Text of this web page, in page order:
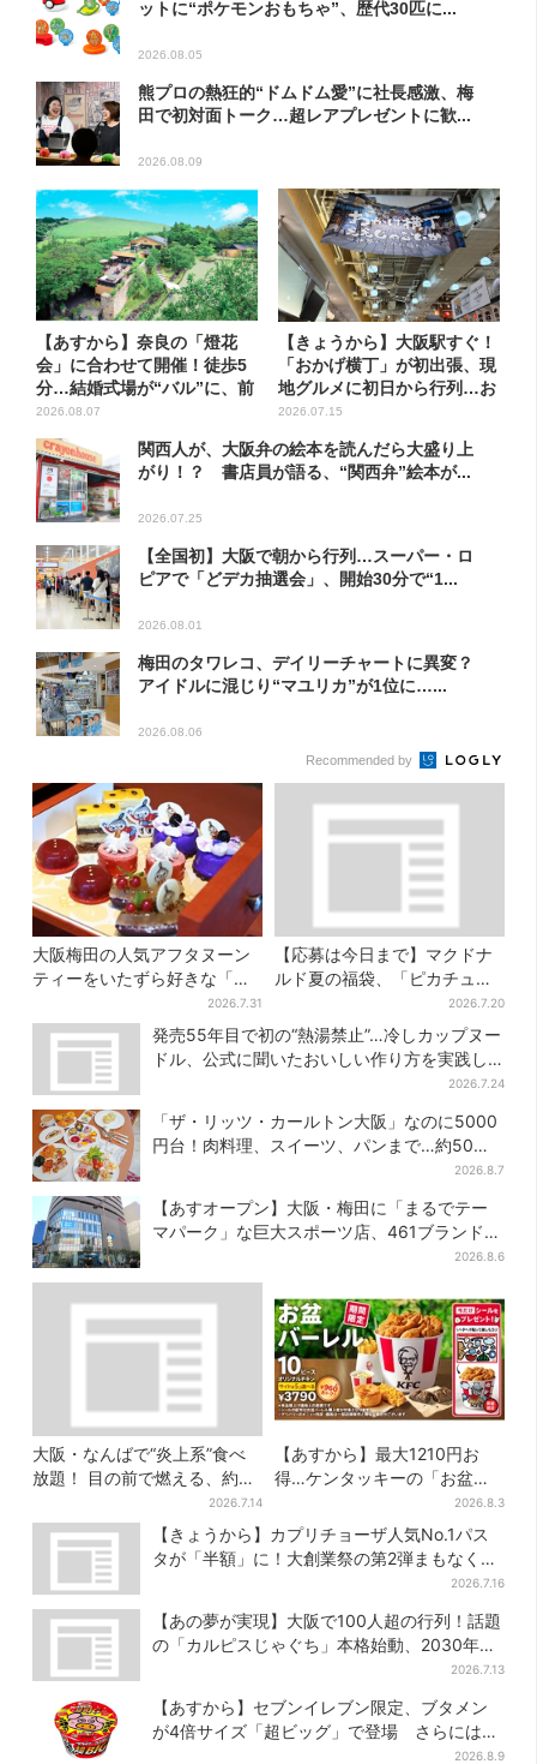
ットに“ポケモンおもちゃ”、歴代30匹に...
2026.08.05
熊プロの熱狂的“ドムドム愛”に社長感激、梅
田で初対面トーク…超レアプレゼントに歓...
2026.08.09
【あすから】奈良の「燈花
会」に合わせて開催！徒歩5
分…結婚式場が“バル”に、前
後...
2026.08.07
【きょうから】大阪駅すぐ！
「おかげ横丁」が初出張、現
地グルメに初日から行列…お
目...
2026.07.15
関西人が、大阪弁の絵本を読んだら大盛り上
がり！？ 書店員が語る、“関西弁”絵本が...
2026.07.25
【全国初】大阪で朝から行列…スーパー・ロ
ピアで「どデカ抽選会」、開始30分で“1...
2026.08.01
梅田のタワレコ、デイリーチャートに異変？
アイドルに混じり“マユリカ”が1位に…...
2026.08.06
Recommended by
大阪梅田の人気アフタヌーン
ティーをいたずら好きな「リ
トルミイ」がジャック！「ム
ーミン」たちとバカンスへ
2026.7.31
【応募は今日まで】マクドナ
ルド夏の福袋、「ピカチュウ
のポテトタイマー」などグッ
ズ3品＆商品券付きで3900円
2026.7.20
発売55年目で初の“熱湯禁止”…冷しカップヌー
ドル、公式に聞いたおいしい作り方を実践し
2026.7.24
「ザ・リッツ・カールトン大阪」なのに5000
円台！肉料理、スイーツ、パンまで…約50種
2026.8.7
【あすオープン】大阪・梅田に「まるでテー
マパーク」な巨大スポーツ店、461ブランド集
2026.8.6
大阪・なんばで“炎上系”食べ
放題！ 目の前で燃える、約40
種類のランチビュッフェ2026.7.14
【あすから】最大1210円お
得…ケンタッキーの「お盆パ
ック」、2週間だけ！数量限定
シール付き
2026.8.3
【きょうから】カプリチョーザ人気No.1パス
タが「半額」に！大創業祭の第2弾まもなくス
2026.7.16
【あの夢が実現】大阪で100人超の行列！話題
の「カルピスじゃぐち」本格始動、2030年ま
2026.7.13
【あすから】セブンイレブン限定、ブタメン
が4倍サイズ「超ビッグ」で登場 さらには
2026.8.9